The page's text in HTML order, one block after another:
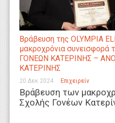
Βράβευση της OLYMPIA
μακροχρόνια συνεισφορά
ΓΟΝΕΩΝ ΚΑΤΕΡΙΝΗΣ –
ΚΑΤΕΡΙΝΗΣ
20 Δεκ 2024 Επιχειρείν
Βράβευση των
Σχολής Γονέων